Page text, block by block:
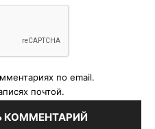
по email.
почтой.